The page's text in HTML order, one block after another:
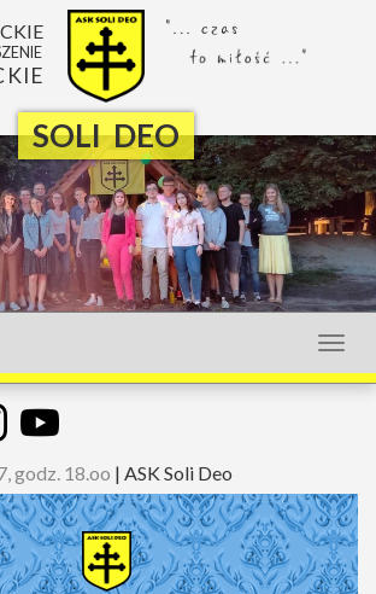
SOLI DEO
lub
godz. 18.oo | ASK Soli Deo